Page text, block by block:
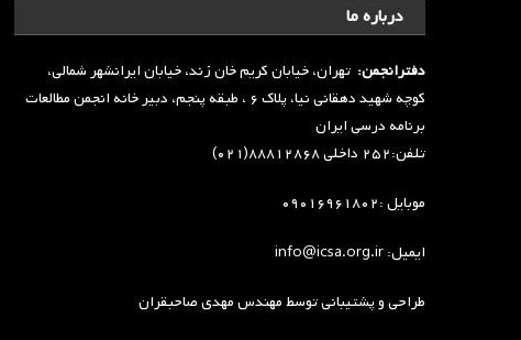
درباره ما
دفترانجمن: تهران، خیابان کریم خان زند، خیابان ایرانشهر شمالی،
کوچه شهید دهقانی نیا، پلاک ۶ ، طبقه پنجم، دبیر خانه انجمن مطالعات
برنامه درسی ایران
تلفن:۲۵۲ داخلی ۸۸۸۱۲۸۶۸(۰۲۱)
موبایل :۰۹۰۱۶۹۶۱۸۰۲
ایمیل: info@icsa.org.ir
طراحی و پشتیبانی توسطمهندس مهدی صاحبقران